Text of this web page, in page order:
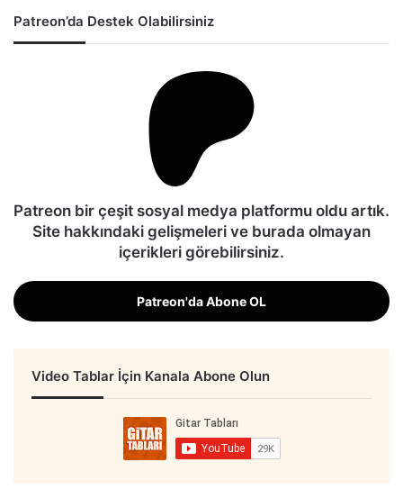
Patreon’da Destek Olabilirsiniz
Patreon bir çeşit sosyal medya platformu oldu artık.
Site hakkındaki gelişmeleri ve burada olmayan
içerikleri görebilirsiniz.
Patreon'da Abone OL
Video Tablar İçin Kanala Abone Olun